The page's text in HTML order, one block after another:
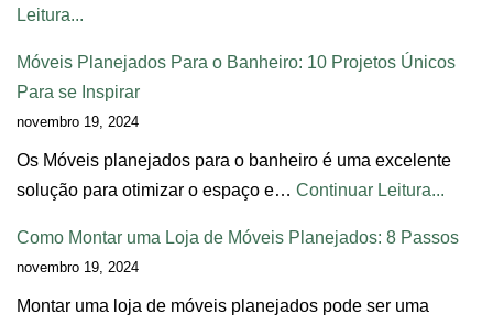
Leitura...
Móveis Planejados Para o Banheiro: 10 Projetos Únicos
Para se Inspirar
novembro 19, 2024
Os Móveis planejados para o banheiro é uma excelente
solução para otimizar o espaço e… Continuar Leitura...
Como Montar uma Loja de Móveis Planejados: 8 Passos
novembro 19, 2024
Montar uma loja de móveis planejados pode ser uma